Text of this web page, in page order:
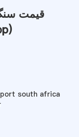
قیمت
)
south africa